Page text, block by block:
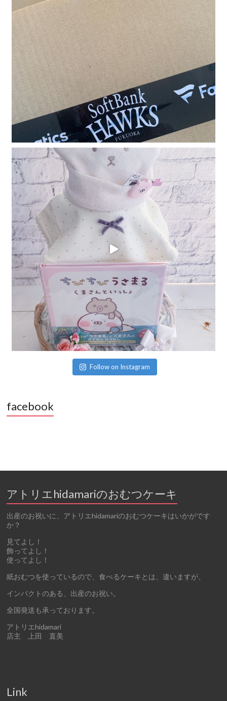
Follow on Instagram
facebook
アトリエhidamariのおむつケーキ
出産のお祝いに、アトリエhidamariのおむつケーキはいかがです
か？
見てよし！
飾ってよし！
使ってよし！
紙おむつを使っているので、食べるケーキとは、違いますが、
インパクトのある、出産のお祝い。
全国発送も承っております。
アトリエhidamari
店主 上田 直美
Link